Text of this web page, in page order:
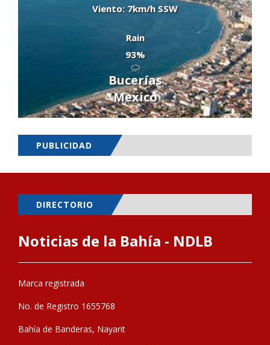
Viento: 7km/h SSW
Rain
93%
Bucerías
Mexico
PUBLICIDAD
DIRECTORIO
Noticias de la Bahía - NDLB
Marca registrada
No. de Registro 1655768
Bahía de Banderas, Nayarit